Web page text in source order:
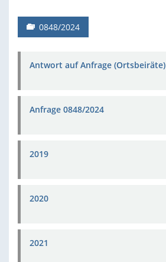
0848/2024
Antwort auf Anfrage (Ortsbeiräte)
Anfrage 0848/2024
2019
2020
2021